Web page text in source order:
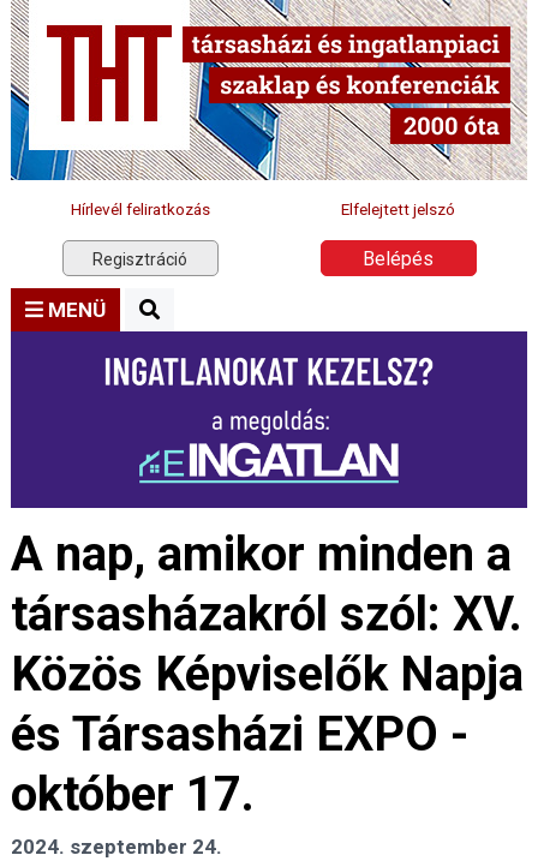
Hírlevél feliratkozás Elfelejtett jelszó
Regisztráció Belépés
MENÜ
A nap, amikor minden a
társasházakról szól: XV.
Közös Képviselők Napja
és Társasházi EXPO -
október 17.
2024. szeptember 24.